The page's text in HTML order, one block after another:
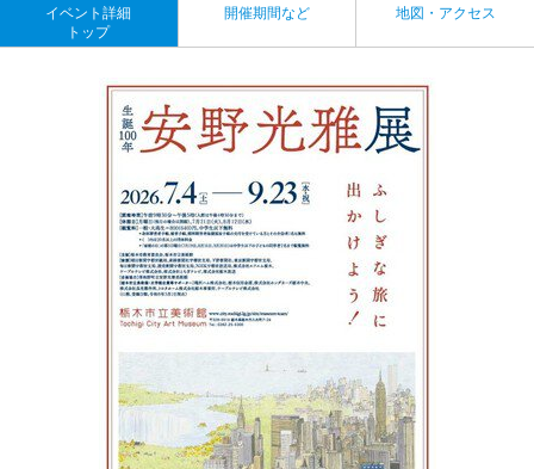
イベント詳細
トップ
開催期間など 地図・アクセス